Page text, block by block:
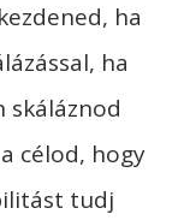
ha
ha
célod, hogy
tudj